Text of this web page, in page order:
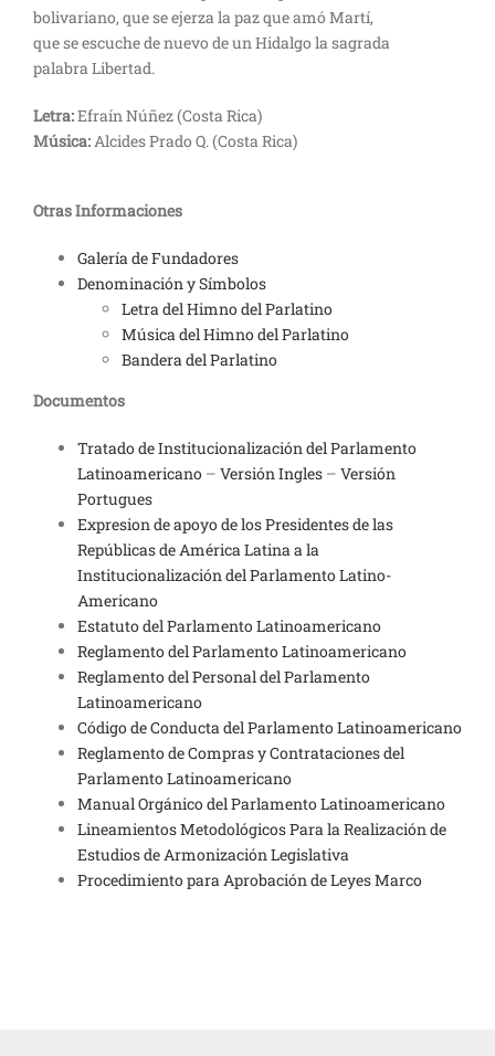
bolivariano, que se ejerza la paz que amó Martí,
que se escuche de nuevo de un Hidalgo la sagrada
palabra Libertad.
Letra:Efraín Núñez (Costa Rica)
Música:Alcides Prado Q. (Costa Rica)
Otras Informaciones
Galería de Fundadores
Denominación y Símbolos
Letra del Himno del Parlatino
Música del Himno del Parlatino
Bandera del Parlatino
Documentos
Tratado de Institucionalización del Parlamento
Latinoamericano – Versión Ingles – Versión
Portugues
Expresion de apoyo de los Presidentes de las
Repúblicas de América Latina a la
Institucionalización del Parlamento Latino-
Americano
Estatuto del Parlamento Latinoamericano
Reglamento del Parlamento Latinoamericano
Reglamento del Personal del Parlamento
Latinoamericano
Código de Conducta del Parlamento Latinoamericano
Reglamento de Compras y Contrataciones del
Parlamento Latinoamericano
Manual Orgánico del Parlamento Latinoamericano
Lineamientos Metodológicos Para la Realización de
Estudios de Armonización Legislativa
Procedimiento para Aprobación de Leyes Marco